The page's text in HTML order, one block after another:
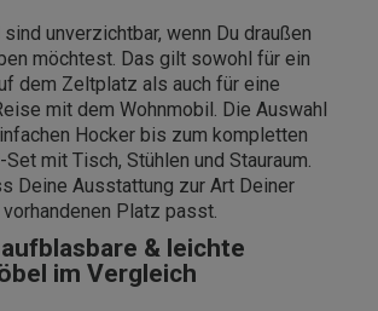
unverzichtbar, wenn Du draußen
möchtest. Das gilt sowohl für ein
dem Zeltplatz als auch für eine
mit dem Wohnmobil. Die Auswahl
Hocker bis zum kompletten
mit Tisch, Stühlen und Stauraum.
Deine Ausstattung zur Art Deiner
Platz passt.
& leichte
im Vergleich